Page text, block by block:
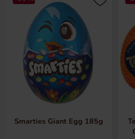
Smarties Giant Egg 185g